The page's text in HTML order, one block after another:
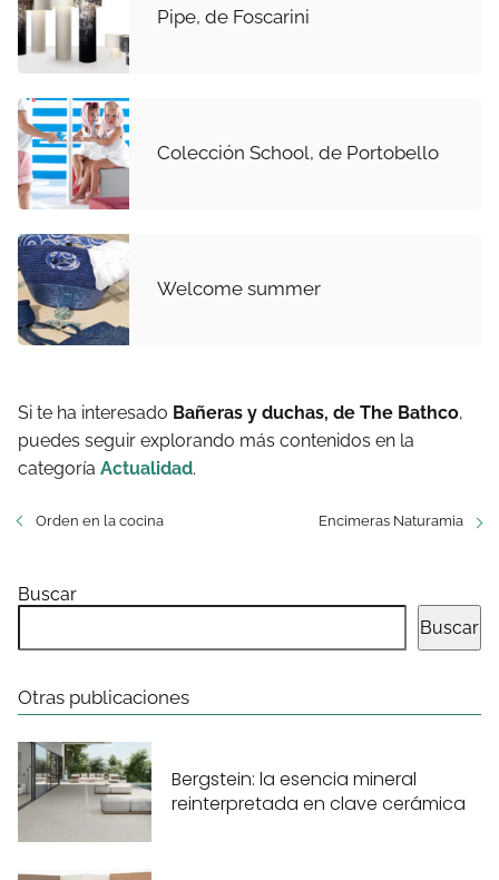
Pipe, de Foscarini
Colección School, de Portobello
Welcome summer
Si te ha interesado Bañeras y duchas, de The Bathco,
puedes seguir explorando más contenidos en la
categoría Actualidad.
Orden en la cocina Encimeras Naturamia
Buscar
Buscar
Otras publicaciones
Bergstein: la esencia mineral
reinterpretada en clave cerámica